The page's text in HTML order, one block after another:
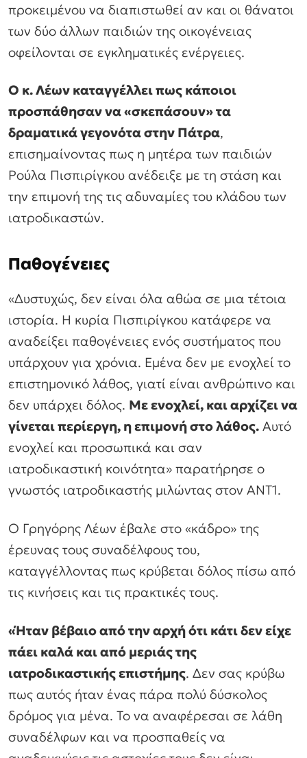
προκειμένου να διαπιστωθεί αν και οι θάνατοι
των δύο άλλων παιδιών της οικογένειας
οφείλονται σε εγκληματικές ενέργειες.
Ο κ. Λέων καταγγέλλει πως κάποιοι
προσπάθησαν να «σκεπάσουν» τα
δραματικά γεγονότα στην Πάτρα,
επισημαίνοντας πως η μητέρα των παιδιών
Ρούλα Πισπιρίγκου ανέδειξε με τη στάση και
την επιμονή της τις αδυναμίες του κλάδου των
ιατροδικαστών.
Παθογένειες
«Δυστυχώς, δεν είναι όλα αθώα σε μια τέτοια
ιστορία. Η κυρία Πισπιρίγκου κατάφερε να
αναδείξει παθογένειες ενός συστήματος που
υπάρχουν για χρόνια. Εμένα δεν με ενοχλεί το
επιστημονικό λάθος, γιατί είναι ανθρώπινο και
δεν υπάρχει δόλος. Με ενοχλεί, και αρχίζει να
γίνεται περίεργη, η επιμονή στο λάθος. Αυτό
ενοχλεί και προσωπικά και σαν
ιατροδικαστική κοινότητα» παρατήρησε ο
γνωστός ιατροδικαστής μιλώντας στον ΑΝΤ1.
Ο Γρηγόρης Λέων έβαλε στο «κάδρο» της
έρευνας τους συναδέλφους του,
καταγγέλλοντας πως κρύβεται δόλος πίσω από
τις κινήσεις και τις πρακτικές τους.
«Ήταν βέβαιο από την αρχή ότι κάτι δεν είχε
πάει καλά και από μεριάς της
ιατροδικαστικής επιστήμης. Δεν σας κρύβω
πως αυτός ήταν ένας πάρα πολύ δύσκολος
δρόμος για μένα. Το να αναφέρεσαι σε λάθη
συναδέλφων και να προσπαθείς να